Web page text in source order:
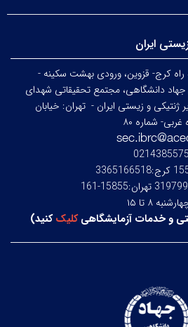
ایران
۵ آزاده راه کرج- قزوین، ورودی بهشت سکینه -
جهاد دانشگاهی، مجتمع تحقیقاتی شهدای
ژنتیکی و زیستی ایران - تهران: خیابان
شماره ۸۰
۸ تا ۱۵
و خدمات آزمایشگاهیکلیککنید)